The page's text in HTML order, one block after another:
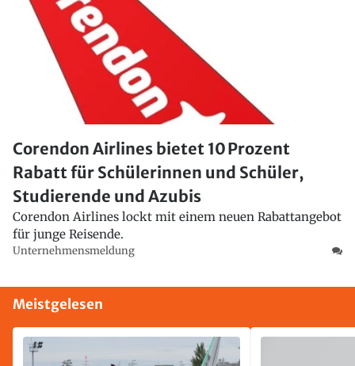
Corendon Airlines bietet 10 Prozent
Rabatt für Schülerinnen und Schüler,
Studierende und Azubis
Corendon Airlines lockt mit einem neuen Rabattangebot
für junge Reisende.
Unternehmensmeldung
Meistgelesen